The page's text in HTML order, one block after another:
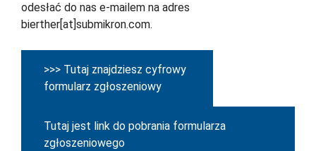
odesłać do nas e-mailem na adres
bierther[at]submikron.com.
>>> Tutaj znajdziesz cyfrowy
formularz zgłoszeniowy
Tutaj jest link do pobrania formularza
zgłoszeniowego